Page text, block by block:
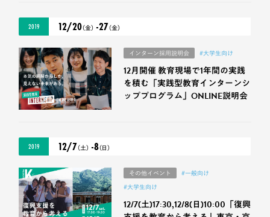
2019 12/20（金） -27（金）
インターン採用説明会 #大学生向け
12月開催 教育現場で1年間の実践
を積む「実践型教育インターンシ
ッププログラム」ONLINE説明会
2019 12/7（土） -8（日）
その他イベント #一般向け
#大学生向け
12/7(土)17:30,12/8(日)10:00「復興